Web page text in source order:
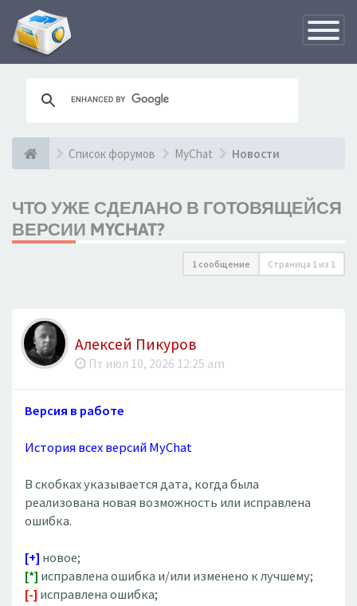
Список форумов MyChat Новости
ЧТО УЖЕ СДЕЛАНО В ГОТОВЯЩЕЙСЯ
ВЕРСИИ MYCHAT?
1 сообщение Страница 1 из 1
Алексей Пикуров
Пт июл 10, 2026 12:25 am
Версия в работе
История всех версий MyChat
В скобках указывается дата, когда была
реализована новая возможность или исправлена
ошибка.
[+] новое;
[*] исправлена ошибка и/или изменено к лучшему;
[-] исправлена ошибка;